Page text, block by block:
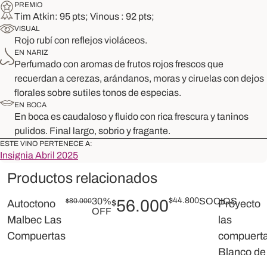
PREMIO
Tim Atkin: 95 pts; Vinous : 92 pts;
VISUAL
Rojo rubí con reflejos violáceos.
EN NARIZ
Perfumado con aromas de frutos rojos frescos que
recuerdan a cerezas, arándanos, moras y ciruelas con dejos
florales sobre sutiles tonos de especias.
EN BOCA
En boca es caudaloso y fluido con rica frescura y taninos
pulidos. Final largo, sobrio y fragante.
ESTE VINO PERTENECE A:
Insignia Abril 2025
Productos relacionados
Autoctono
Malbec Las
Compuertas
$80.00030%
OFF
$56.000$44.800SOCIOSProyecto
las
Blanco de